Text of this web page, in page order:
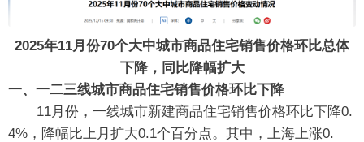
2025年11月份70个大中城市商品住宅销售价格环比总体
下降，同比降幅扩大
一、一二三线城市商品住宅销售价格环比下降
11月份，一线城市新建商品住宅销售价格环比下降0.
4%，降幅比上月扩大0.1个百分点。其中，上海上涨0.